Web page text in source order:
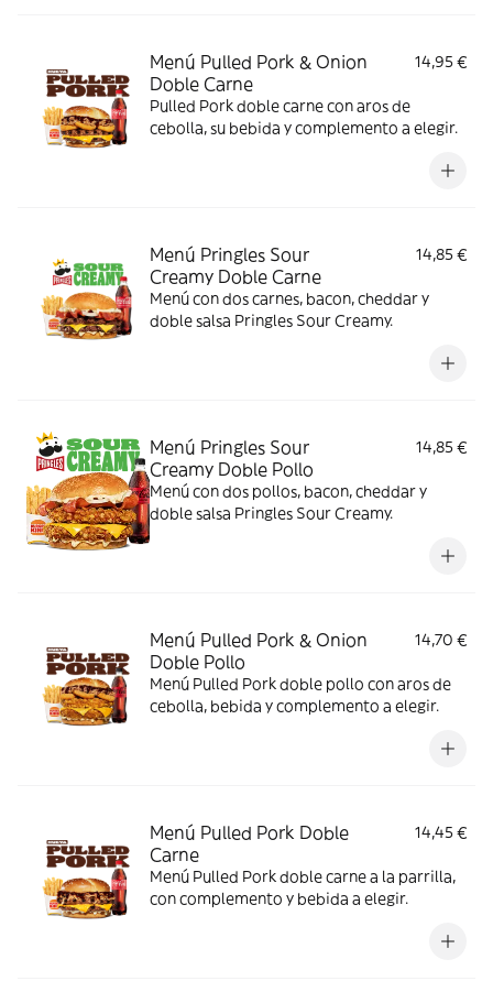
Menú Pulled Pork & Onion
Doble Carne
14,95 €
Pulled Pork doble carne con aros de
cebolla, su bebida y complemento a elegir.
Menú Pringles Sour
Creamy Doble Carne
14,85 €
Menú con dos carnes, bacon, cheddar y
doble salsa Pringles Sour Creamy.
Menú Pringles Sour
Creamy Doble Pollo
14,85 €
Menú con dos pollos, bacon, cheddar y
doble salsa Pringles Sour Creamy.
Menú Pulled Pork & Onion
Doble Pollo
14,70 €
Menú Pulled Pork doble pollo con aros de
cebolla, bebida y complemento a elegir.
Menú Pulled Pork Doble
Carne
14,45 €
Menú Pulled Pork doble carne a la parrilla,
con complemento y bebida a elegir.